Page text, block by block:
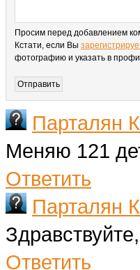
Просим перед добавлением
Кстати, если Вы
фотографию и указать в
Парталян
Меняю 121
Ответить
Парталян
Ответить